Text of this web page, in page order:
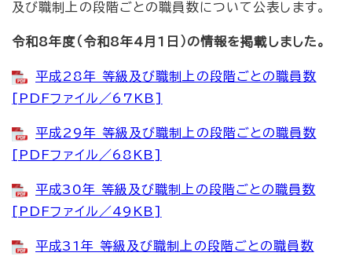
及び職制上の段階ごとの職員数について公表します。
令和8年度（令和8年4月1日）の情報を掲載しました。
平成28年 等級及び職制上の段階ごとの職員数
[PDFファイル／67KB]
平成29年 等級及び職制上の段階ごとの職員数
[PDFファイル／68KB]
平成30年 等級及び職制上の段階ごとの職員数
[PDFファイル／49KB]
平成31年 等級及び職制上の段階ごとの職員数